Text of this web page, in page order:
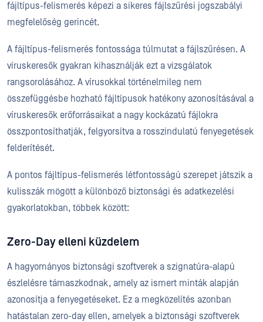
fájltípus-felismerés képezi a sikeres fájlszűrési jogszabályi
megfelelőség gerincét.
A fájltípus-felismerés fontossága túlmutat a fájlszűrésen. A
víruskeresők gyakran kihasználják ezt a vizsgálatok
rangsorolásához. A vírusokkal történelmileg nem
összefüggésbe hozható fájltípusok hatékony azonosításával a
víruskeresők erőforrásaikat a nagy kockázatú fájlokra
összpontosíthatják, felgyorsítva a rosszindulatú fenyegetések
felderítését.
A pontos fájltípus-felismerés létfontosságú szerepet játszik a
kulisszák mögött a különböző biztonsági és adatkezelési
gyakorlatokban, többek között:
Zero-Day elleni küzdelem
A hagyományos biztonsági szoftverek a szignatúra-alapú
észlelésre támaszkodnak, amely az ismert minták alapján
azonosítja a fenyegetéseket. Ez a megközelítés azonban
hatástalan zero-day ellen, amelyek a biztonsági szoftverek